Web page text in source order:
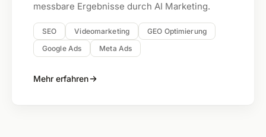
messbare Ergebnisse durch AI Marketing.
SEO Videomarketing
GEO Optimierung
Google Ads
Meta Ads
Mehr erfahren